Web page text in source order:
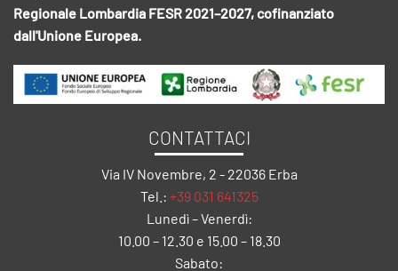
Regionale Lombardia FESR 2021–2027, cofinanziato
dall'Unione Europea.
CONTATTACI
Via IV Novembre, 2 - 22036 Erba
Tel.: +39 031 641325
Lunedì – Venerdì:
10.00 – 12.30 e 15.00 – 18.30
Sabato: